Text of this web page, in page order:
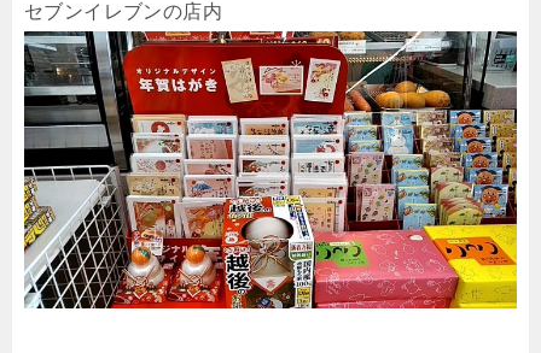
セブンイレブンの店内